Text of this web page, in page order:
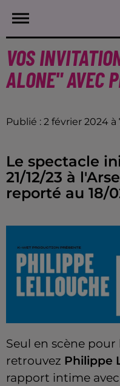
VOS
ALONE" AVEC
Publié : 2 février 2024
Le spectacle
21/12/23 à
reporté au 18/
Seul en scène pour
retrouvez Philippe
rapport intime